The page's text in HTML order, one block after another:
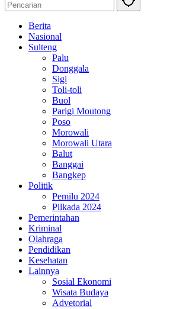
Berita
Nasional
Sulteng
Palu
Donggala
Sigi
Toli-toli
Buol
Parigi Moutong
Poso
Morowali
Morowali Utara
Balut
Banggai
Bangkep
Politik
Pemilu 2024
Pilkada 2024
Pemerintahan
Kriminal
Olahraga
Pendidikan
Kesehatan
Lainnya
Sosial Ekonomi
Wisata Budaya
Advetorial